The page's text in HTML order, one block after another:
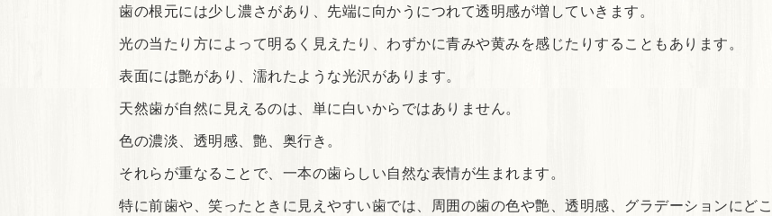
歯の根元には少し濃さがあり、先端に向かうにつれて透明感が増していきます。
光の当たり方によって明るく見えたり、わずかに青みや黄みを感じたりすることもあります。
表面には艶があり、濡れたような光沢があります。
天然歯が自然に見えるのは、単に白いからではありません。
色の濃淡、透明感、艶、奥行き。
それらが重なることで、一本の歯らしい自然な表情が生まれます。
特に前歯や、笑ったときに見えやすい歯では、周囲の歯の色や艶、透明感、グラデーションにど